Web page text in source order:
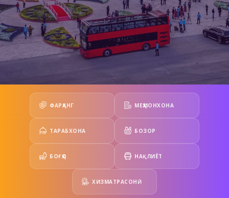
ФАРҲАНГ МЕҲМОНХОНА
ТАРАБХОНА БОЗОР
БОҒҲО НАҚЛИЁТ
ХИЗМАТРАСОНӢ